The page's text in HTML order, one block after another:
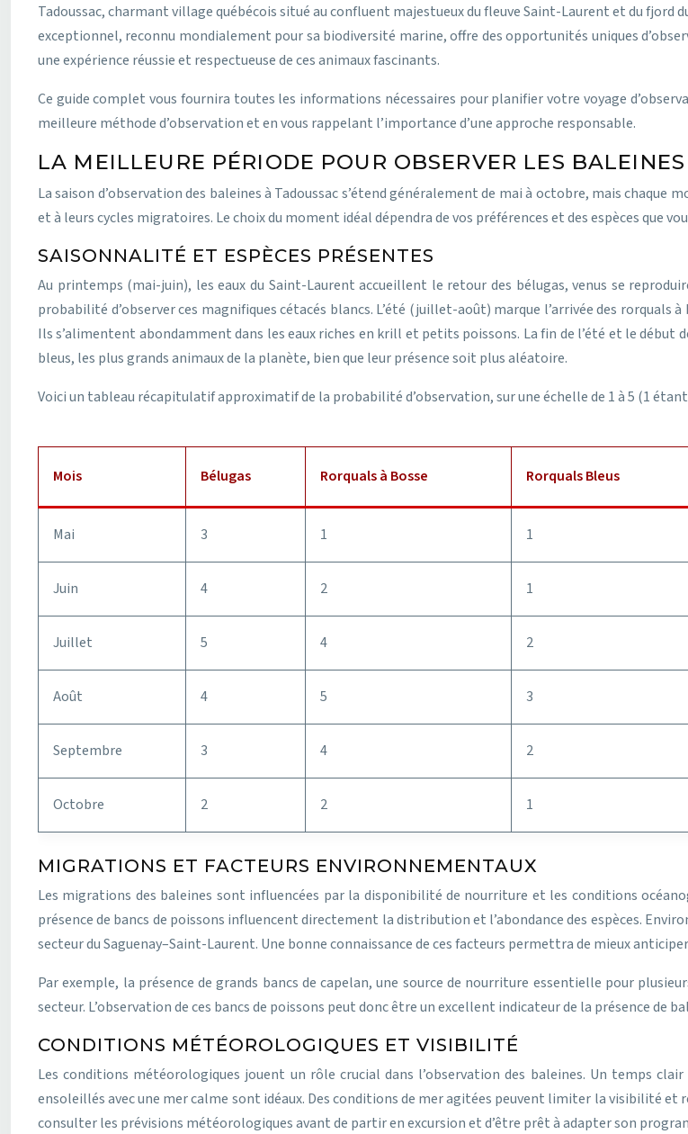
Tadoussac, charmant village québécois situé au confluent majestueux du fleuve Saint-Laurent et du fjord
exceptionnel, reconnu mondialement pour sa biodiversité marine, offre des opportunités uniques
une expérience réussie et respectueuse de ces animaux fascinants.
Ce guide complet vous fournira toutes les informations nécessaires pour planifier votre voyage
meilleure méthode d’observation et en vous rappelant l’importance d’une approche responsable.
LA MEILLEURE PÉRIODE POUR OBSERVER LES
La saison d’observation des baleines à Tadoussac s’étend généralement de mai à octobre, mais
et à leurs cycles migratoires. Le choix du moment idéal dépendra de vos préférences et des espèces que
SAISONNALITÉ ET ESPÈCES PRÉSENTES
Au printemps (mai-juin), les eaux du Saint-Laurent accueillent le retour des bélugas, venus se
probabilité d’observer ces magnifiques cétacés blancs. L’été (juillet-août) marque l’arrivée des
Ils s’alimentent abondamment dans les eaux riches en krill et petits poissons. La fin de l’été et le
bleus, les plus grands animaux de la planète, bien que leur présence soit plus aléatoire.
Voici un tableau récapitulatif approximatif de la probabilité d’observation, sur une échelle de 1 à 5 (1
Mois Bélugas Rorquals à Bosse Rorquals Bleus
Mai 3 1 1
Juin 4 2 1
Juillet 5 4 2
Août 4 5 3
Septembre 3 4 2
Octobre 2 2 1
MIGRATIONS ET FACTEURS ENVIRONNEMENTAUX
Les migrations des baleines sont influencées par la disponibilité de nourriture et les conditions
présence de bancs de poissons influencent directement la distribution et l’abondance des espèces.
secteur du Saguenay–Saint-Laurent. Une bonne connaissance de ces facteurs permettra de mieux
Par exemple, la présence de grands bancs de capelan, une source de nourriture essentielle pour
secteur. L’observation de ces bancs de poissons peut donc être un excellent indicateur de la présence de
CONDITIONS MÉTÉOROLOGIQUES ET VISIBILITÉ
Les conditions météorologiques jouent un rôle crucial dans l’observation des baleines. Un temps
ensoleillés avec une mer calme sont idéaux. Des conditions de mer agitées peuvent limiter la visibilité
consulter les prévisions météorologiques avant de partir en excursion et d’être prêt à adapter son